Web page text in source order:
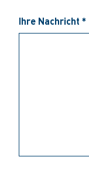
Ihre Nachricht *